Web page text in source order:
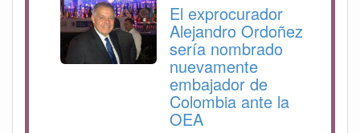
El exprocurador
Alejandro Ordoñez
sería nombrado
nuevamente
embajador de
Colombia ante la
OEA